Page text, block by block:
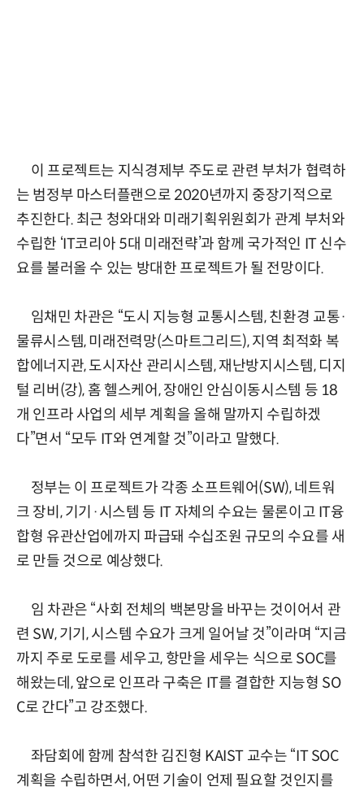
이 프로젝트는 지식경제부 주도로 관련 부처가 협력하
는 범정부 마스터플랜으로 2020년까지 중장기적으로
추진한다. 최근 청와대와 미래기획위원회가 관계 부처와
수립한 ‘IT코리아 5대 미래전략’과 함께 국가적인 IT 신수
요를 불러올 수 있는 방대한 프로젝트가 될 전망이다.
임채민 차관은 “도시 지능형 교통시스템, 친환경 교통·
물류시스템, 미래전력망(스마트그리드), 지역 최적화 복
합에너지관, 도시자산 관리시스템, 재난방지시스템, 디지
털 리버(강), 홈 헬스케어, 장애인 안심이동시스템 등 18
개 인프라 사업의 세부 계획을 올해 말까지 수립하겠
다”면서 “모두 IT와 연계할 것”이라고 말했다.
정부는 이 프로젝트가 각종 소프트웨어(SW), 네트워
크 장비, 기기·시스템 등 IT 자체의 수요는 물론이고 IT융
합형 유관산업에까지 파급돼 수십조원 규모의 수요를 새
로 만들 것으로 예상했다.
임 차관은 “사회 전체의 백본망을 바꾸는 것이어서 관
련 SW, 기기, 시스템 수요가 크게 일어날 것”이라며 “지금
까지 주로 도로를 세우고, 항만을 세우는 식으로 SOC를
해왔는데, 앞으로 인프라 구축은 IT를 결합한 지능형 SO
C로 간다”고 강조했다.
좌담회에 함께 참석한 김진형 KAIST 교수는 “IT SOC
계획을 수립하면서, 어떤 기술이 언제 필요할 것인지를